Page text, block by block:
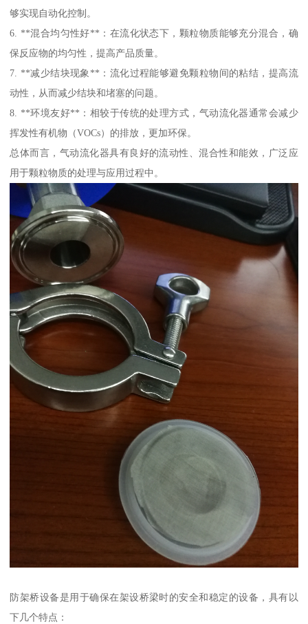
够实现自动化控制。
6. **混合均匀性好**：在流化状态下，颗粒物质能够充分混合，确
保反应物的均匀性，提高产品质量。
7. **减少结块现象**：流化过程能够避免颗粒物间的粘结，提高流
动性，从而减少结块和堵塞的问题。
8. **环境友好**：相较于传统的处理方式，气动流化器通常会减少
挥发性有机物（VOCs）的排放，更加环保。
总体而言，气动流化器具有良好的流动性、混合性和能效，广泛应
用于颗粒物质的处理与应用过程中。
防架桥设备是用于确保在架设桥梁时的安全和稳定的设备，具有以
下几个特点：